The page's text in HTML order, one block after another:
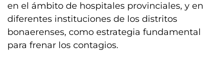
en el ámbito de hospitales provinciales, y en
diferentes instituciones de los distritos
bonaerenses, como estrategia fundamental
para frenar los contagios.